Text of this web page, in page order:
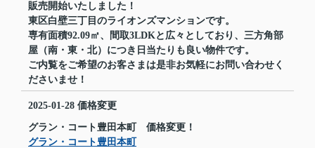
販売開始いたしました！
東区白壁三丁目のライオンズマンションです。
専有面積92.09㎡、間取3LDKと広々としており、三方角部
屋（南・東・北）につき日当たりも良い物件です。
ご内覧をご希望のお客さまは是非お気軽にお問い合わせく
ださいませ！
2025-01-28 価格変更
グラン・コート豊田本町 価格変更！
グラン・コート豊田本町